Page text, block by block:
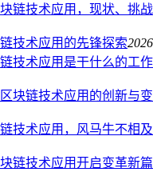
链技术应用，现状、挑
技术应用的先锋探索
技术应用是干什么的工
块链技术应用的创新与
技术应用，风马牛不相及
链技术应用开启变革新篇